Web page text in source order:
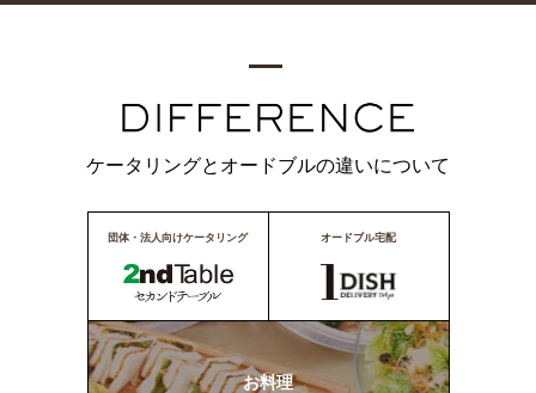
ケータリングとオードブルの違いについて
団体・法人向けケータリング オードブル宅配
お料理